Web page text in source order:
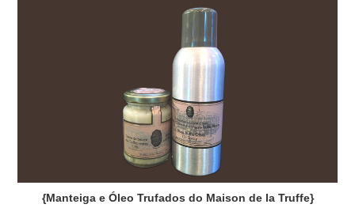
{Manteiga e Óleo Trufados do Maison de la Truffe}